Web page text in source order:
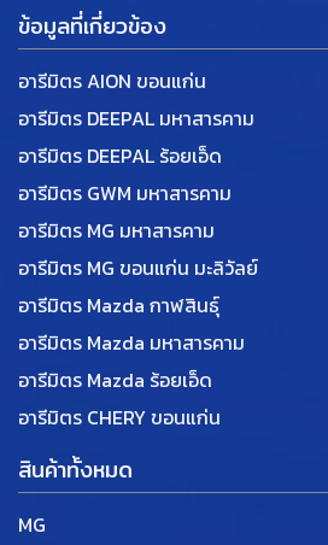
ข้อมูลที่เกี่ยวข้อง
อารีมิตร AION ขอนแก่น
อารีมิตร DEEPAL มหาสารคาม
อารีมิตร DEEPAL ร้อยเอ็ด
อารีมิตร GWM มหาสารคาม
อารีมิตร MG มหาสารคาม
อารีมิตร MG ขอนแก่น มะลิวัลย์
อารีมิตร Mazda กาฬสินธุ์
อารีมิตร Mazda มหาสารคาม
อารีมิตร Mazda ร้อยเอ็ด
อารีมิตร CHERY ขอนแก่น
สินค้าทั้งหมด
MG